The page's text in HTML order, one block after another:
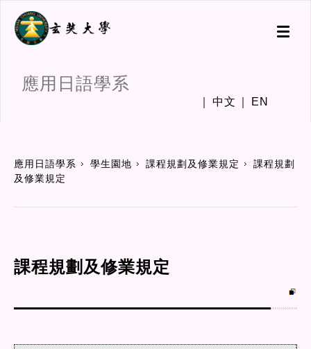
Toggle
應用日語學系
中文 EN
應用日語學系 學生園地 課程規劃及修業規定
課程規劃
及修業規定
課程規劃及修業規定